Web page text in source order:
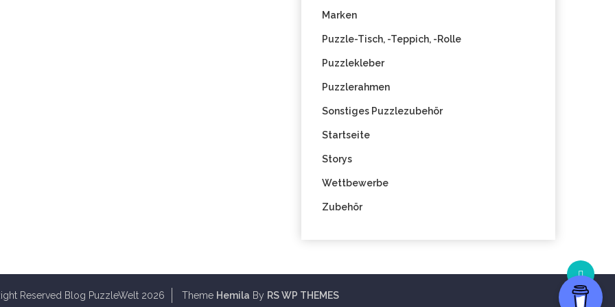
Marken
Puzzle-Tisch, -Teppich, -Rolle
Puzzlekleber
Puzzlerahmen
Sonstiges Puzzlezubehör
Startseite
Storys
Wettbewerbe
Zubehör
Reserved Blog PuzzleWelt 2026 Theme Hemila By RS WP THEMES